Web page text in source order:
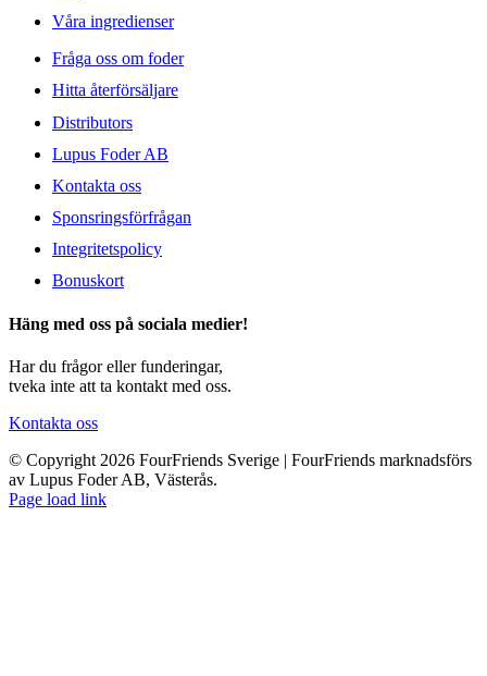
Våra ingredienser
Fråga oss om foder
Hitta återförsäljare
Distributors
Lupus Foder AB
Kontakta oss
Sponsringsförfrågan
Integritetspolicy
Bonuskort
Häng med oss på sociala medier!
Har du frågor eller funderingar,
tveka inte att ta kontakt med oss.
Kontakta oss
© Copyright 2026 FourFriends Sverige | FourFriends marknadsförs
av Lupus Foder AB, Västerås.
Page load link